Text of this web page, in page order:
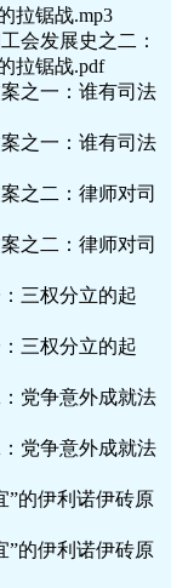
拉锯战.mp3
会发展史之二：
拉锯战.pdf
之一：谁有司法
之一：谁有司法
之二：律师对司
之二：律师对司
三权分立的起
三权分立的起
党争意外成就法
党争意外成就法
”的伊利诺伊砖原
”的伊利诺伊砖原